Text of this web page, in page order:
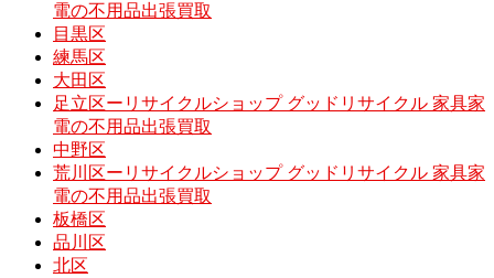
電の不用品出張買取
目黒区
練馬区
大田区
足立区ーリサイクルショップ グッドリサイクル 家具家
電の不用品出張買取
中野区
荒川区ーリサイクルショップ グッドリサイクル 家具家
電の不用品出張買取
板橋区
品川区
北区